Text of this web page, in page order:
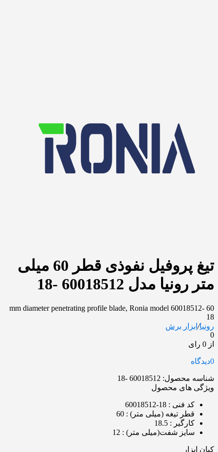
تیغ پروفیل نفوذی قطر 60 میلی
متر رونیا مدل 60018512 -18
60 mm diameter penetrating profile blade, Ronia model 60018512-
18
رونیا/ ابزار برش
0
از 0 رای
0دیدگاه
شناسه محصول: 60018512 -18
ویژگی های محصول
کد فنی : 18-60018512
قطر تیغه (میلی متر) : 60
کارگیر : 18.5
سایز شفت(میلی متر) : 12
کیان ابزار